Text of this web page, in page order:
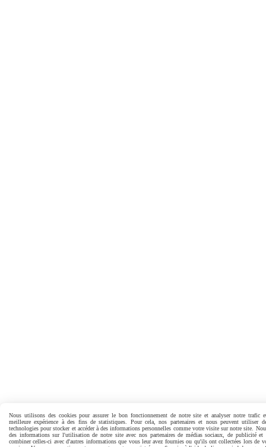
Nous utilisons des cookies pour assurer le bon fonctionnement de notre site et analyser notre trafic
meilleure expérience à des fins de statistiques. Pour cela, nos partenaires et nous peuvent utiliser
technologies pour stocker et accéder à des informations personnelles comme votre visite sur notre site.
des informations sur l'utilisation de notre site avec nos partenaires de médias sociaux, de publicité et
combiner celles-ci avec d'autres informations que vous leur avez fournies ou qu'ils ont collectées lors de